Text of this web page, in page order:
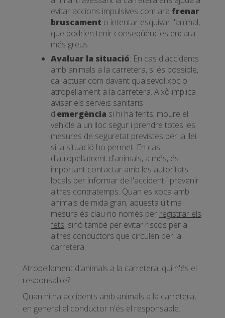
evitar accions impulsives com ara frenar
bruscament o intentar esquivar l'animal,
que podrien tenir conseqüències encara
més greus.
Avaluar la situació: En cas d'accidents
amb animals a la carretera, si és possible,
cal actuar com davant qualsevol xoc o
atropellament a la carretera. Això implica
avisar els serveis sanitaris
d'emergència si hi ha ferits, moure el
vehicle a un lloc segur i prendre totes les
mesures de seguretat previstes per la llei
si la situació ho permet. En cas
d'atropellament d'animals, a més, és
important contactar amb les autoritats
locals per informar de l'accident i prevenir
altres contratemps. Quan es xoca amb
animals de mida gran, aquesta última
mesura és clau no només per registrar els
fets, sinó també per evitar riscos per a
altres conductors que circulen per la
carretera.
Atropellament d'animals a la carretera: qui n'és el
responsable?
Quan hi ha accidents amb animals a la carretera,
en general el conductor n'és el responsable.